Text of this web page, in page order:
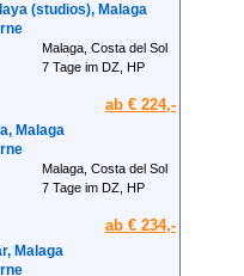
(studios), Malaga
Malaga, Costa del Sol
7 Tage im DZ, HP
ab € 224,-
Malaga
Malaga, Costa del Sol
7 Tage im DZ, HP
ab € 234,-
Malaga